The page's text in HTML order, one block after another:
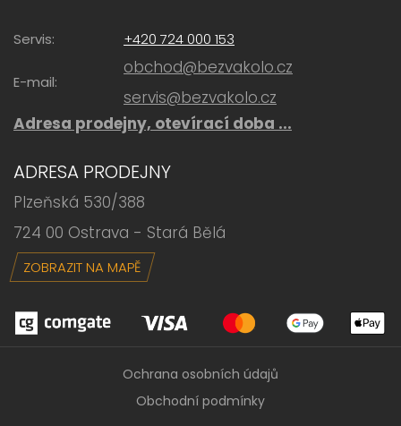
Servis: +420 724 000 153
E-mail:
obchod@bezvakolo.cz
servis@bezvakolo.cz
Adresa prodejny, otevírací doba ...
ADRESA PRODEJNY
Plzeňská 530/388
724 00 Ostrava - Stará Bělá
ZOBRAZIT NA MAPĚ
Ochrana osobních údajů
Obchodní podmínky